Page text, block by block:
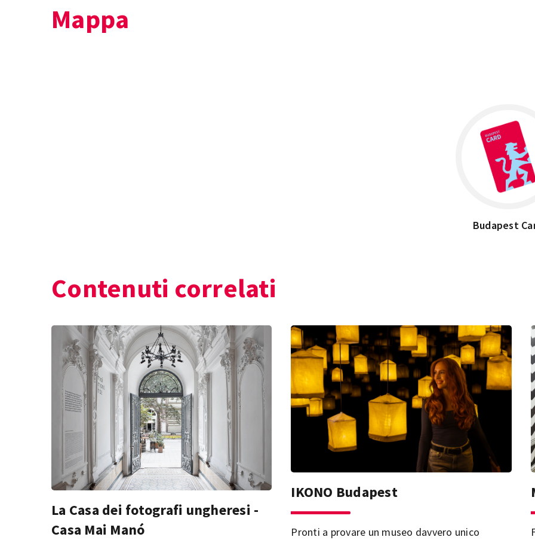
Mappa
Budapest
Contenuti correlati
La Casa dei fotografi ungheresi -
Casa Mai Manó
IKONO Budapest
Pronti a provare un museo davvero unico